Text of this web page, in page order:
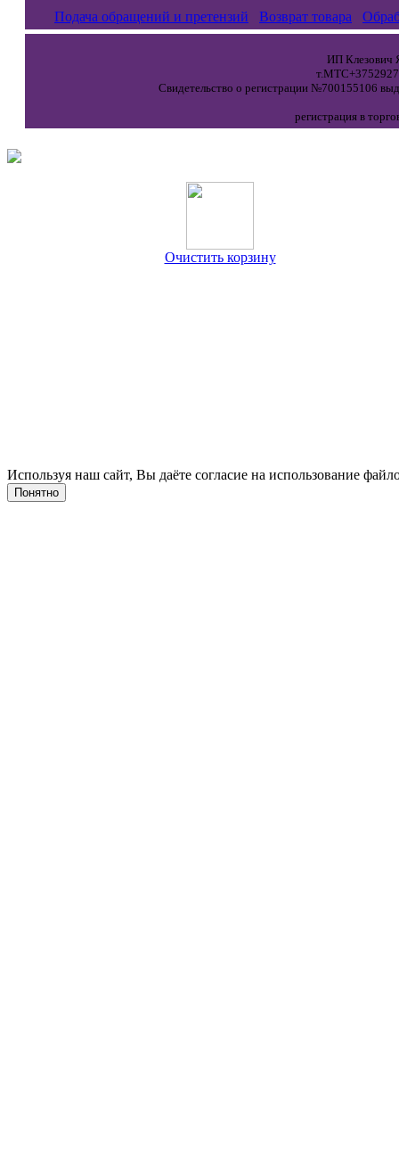
Подача обращений и претензий
Возврат товара
ИП Клезович
Свидетельство о регистрации №700155106
регистрация в
Очистить корзину
Используя наш сайт, Вы даёте согласие на использование
Понятно